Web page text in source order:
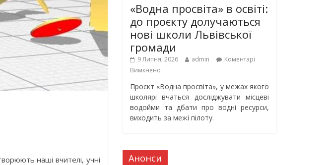
наші вчителі, учні
«Водна просвіта» в освіті:
до проєкту долучаються
нові школи Львівської
громади
9 Липня, 2026 admin
Коментарі
Вимкнено
Проєкт «Водна просвіта», у межах якого
школярі вчаться досліджувати місцеві
водойми та дбати про водні ресурси,
виходить за межі пілоту.
Анонси